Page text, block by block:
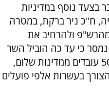
בצעד נוסף במדיניות
ח"כ ניר ברקת, במטרה
ולהרחיב את
כי עד כה הוביל השר
את הבאתם של יותר מ-50,000 עובדים ממדינות שלום,
בעשרות אלפי פועלים